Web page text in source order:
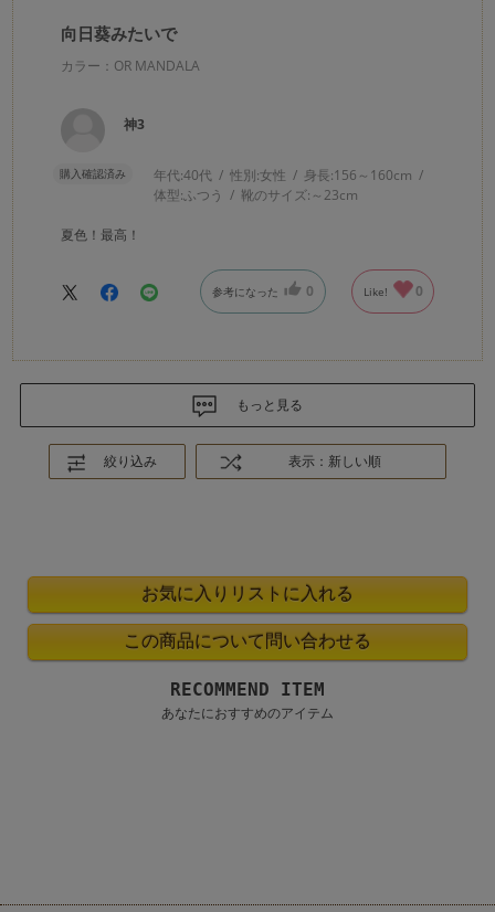
向日葵みたいで
カラー：OR MANDALA
神3
購入確認済み 年代:40代 性別:女性 身長:156～160cm
体型:ふつう 靴のサイズ: ～23cm
夏色！最高！
参考になった 0 Like! 0
もっと見る
絞り込み 表示：新しい順
RECOMMEND ITEM
あなたにおすすめのアイテム